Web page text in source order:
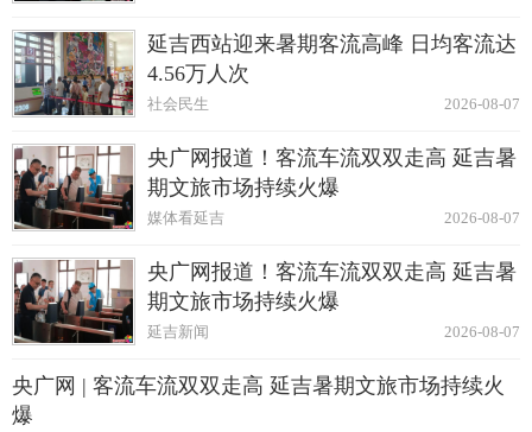
延吉西站迎来暑期客流高峰 日均客流达
4.56万人次
2026-08-07
社会民生
央广网报道！客流车流双双走高 延吉暑
期文旅市场持续火爆
2026-08-07
媒体看延吉
央广网报道！客流车流双双走高 延吉暑
期文旅市场持续火爆
2026-08-07
延吉新闻
央广网 | 客流车流双双走高 延吉暑期文旅市场持续火
爆